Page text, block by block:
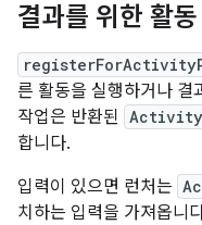
결과를 위한 활
른 활동을 실행하거나 결
작업은 반환된
합니다.
입력이 있으면 런처는
치하는 입력을 가져옵니